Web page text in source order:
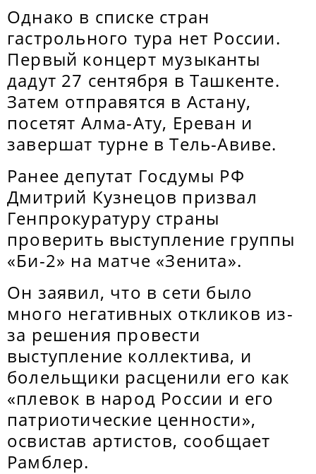
Однако в списке стран
гастрольного тура нет России.
Первый концерт музыканты
дадут 27 сентября в Ташкенте.
Затем отправятся в Астану,
посетят Алма-Ату, Ереван и
завершат турне в Тель-Авиве.
Ранее депутат Госдумы РФ
Дмитрий Кузнецов призвал
Генпрокуратуру страны
проверить выступление группы
«Би-2» на матче «Зенита».
Он заявил, что в сети было
много негативных откликов из-
за решения провести
выступление коллектива, и
болельщики расценили его как
«плевок в народ России и его
патриотические ценности»,
освистав артистов, сообщает
Рамблер.